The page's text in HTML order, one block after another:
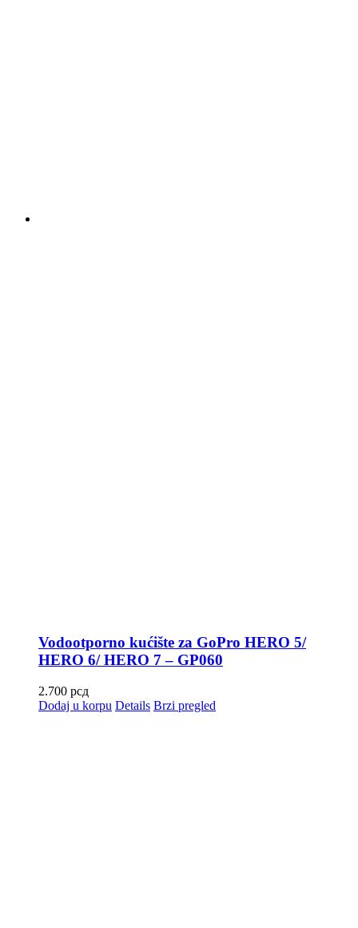
Vodootporno kućište za GoPro HERO 5/
HERO 6/ HERO 7 – GP060
2.700 рсд
Dodaj u korpu Details Brzi pregled